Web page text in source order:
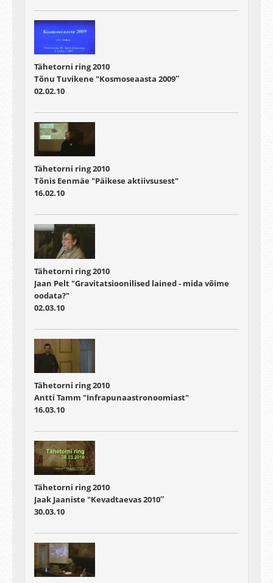
Tähetorni ring 2010
Tõnu Tuvikene "Kosmoseaasta 2009″
02.02.10
Tähetorni ring 2010
Tõnis Eenmäe "Päikese aktiivsusest"
16.02.10
Tähetorni ring 2010
Jaan Pelt "Gravitatsioonilised lained - mida võime
oodata?"
02.03.10
Tähetorni ring 2010
Antti Tamm "Infrapunaastronoomiast"
16.03.10
Tähetorni ring 2010
Jaak Jaaniste "Kevadtaevas 2010″
30.03.10